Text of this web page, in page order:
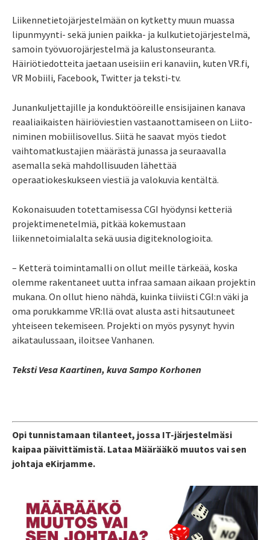
Liikennetietojärjestelmään on kytketty muun muassa
lipunmyynti- sekä junien paikka- ja kulkutietojärjestelmä,
samoin työvuorojärjestelmä ja kalustonseuranta.
Häiriötiedotteita jaetaan useisiin eri kanaviin, kuten VR.fi,
VR Mobiili, Facebook, Twitter ja teksti-tv.
Junankuljettajille ja konduktööreille ensisijainen kanava
reaaliaikaisten häiriöviestien vastaanottamiseen on Liito-
niminen mobiilisovellus. Siitä he saavat myös tiedot
vaihtomatkustajien määrästä junassa ja seuraavalla
asemalla sekä mahdollisuuden lähettää
operaatiokeskukseen viestiä ja valokuvia kentältä.
Kokonaisuuden totettamisessa CGI hyödynsi ketteriä
projektimenetelmiä, pitkää kokemustaan
liikennetoimialalta sekä uusia digiteknologioita.
– Ketterä toimintamalli on ollut meille tärkeää, koska
olemme rakentaneet uutta infraa samaan aikaan projektin
mukana. On ollut hieno nähdä, kuinka tiiviisti CGI:n väki ja
oma porukkamme VR:llä ovat alusta asti hitsautuneet
yhteiseen tekemiseen. Projekti on myös pysynyt hyvin
aikataulussaan, iloitsee Vanhanen.
Teksti Vesa Kaartinen, kuva Sampo Korhonen
Opi tunnistamaan tilanteet, jossa IT-järjestelmäsi
kaipaa päivittämistä. Lataa Määrääkö muutos vai sen
johtaja eKirjamme.